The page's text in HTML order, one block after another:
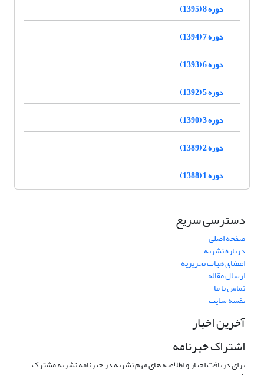
دوره 8 (1395)
دوره 7 (1394)
دوره 6 (1393)
دوره 5 (1392)
دوره 3 (1390)
دوره 2 (1389)
دوره 1 (1388)
دسترسی سریع
صفحه اصلی
درباره نشریه
اعضای هیات تحریریه
ارسال مقاله
تماس با ما
نقشه سایت
آخرین اخبار
اشتراک خبرنامه
برای دریافت اخبار و اطلاعیه های مهم نشریه در خبرنامه نشریه مشترک